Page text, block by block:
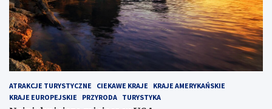
ATRAKCJE TURYSTYCZNE CIEKAWE KRAJE
KRAJE AMERYKAŃSKIE
KRAJE EUROPEJSKIE
PRZYRODA TURYSTYKA